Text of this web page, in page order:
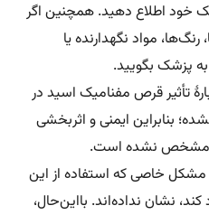
خود اطلاع دهید. همچنین اگر
مواد نگهدارنده یا
پزشک بگویید.
تأثیر قرص مفنامیک اسید در
انجام نشده؛ بنابراین ایمنی و اثربخشی
مشخص نشده است.
خاصی که استفاده از این
نشان نداده‌اند. بااین‌حال،